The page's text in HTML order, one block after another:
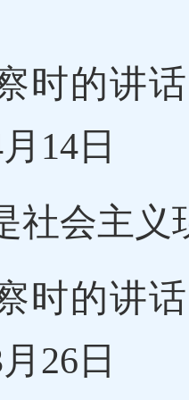
时的讲
14日
社会主
时的讲
26日